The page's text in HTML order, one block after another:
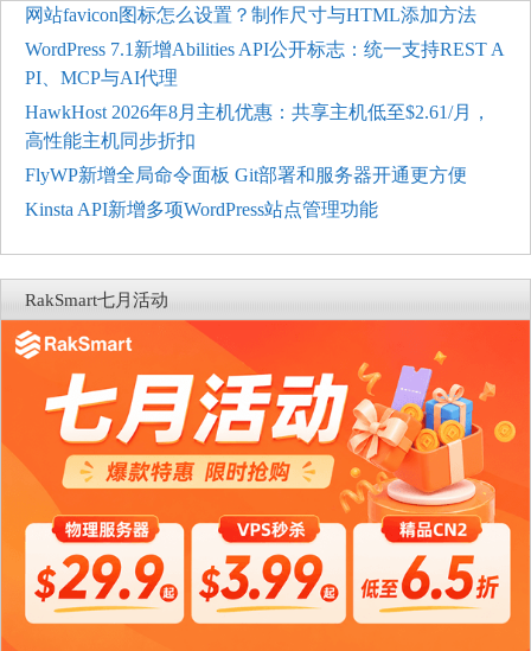
网站favicon图标怎么设置？制作尺寸与HTML添加方法
WordPress 7.1新增Abilities API公开标志：统一支持REST A
PI、MCP与AI代理
HawkHost 2026年8月主机优惠：共享主机低至$2.61/月，
高性能主机同步折扣
FlyWP新增全局命令面板 Git部署和服务器开通更方便
Kinsta API新增多项WordPress站点管理功能
RakSmart七月活动